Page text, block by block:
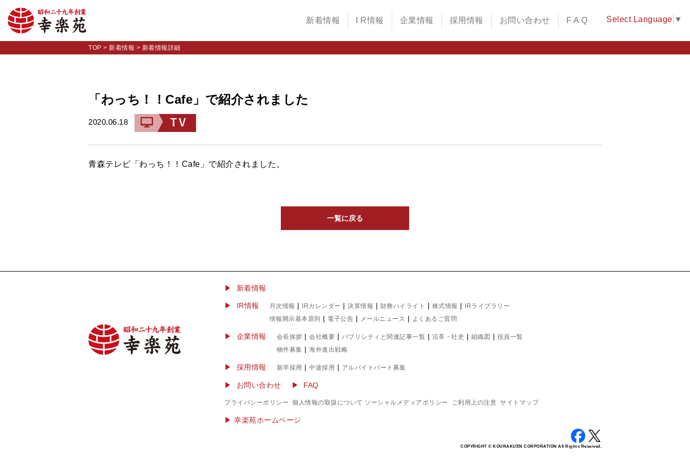
新着情報 I R情報 企業情報 採用情報 お問い合わせ F A Q Select Language ▼
TOP > 新着情報 > 新着情報詳細
「わっち！！Cafe」で紹介されました
2020.06.18
青森テレビ「わっち！！Cafe」で紹介されました。
一覧に戻る
▶ 新着情報
IR情報 月次情報 | IRカレンダー | 決算情報 | 財務ハイライト | 株式情報 |
IRライブラリー
情報開示基本原則
| 電子公告 | メールニュース | よくあるご質問
企業情報 会長挨拶 | 会社概要 | パブリシティと関連記事一覧 | 沿革・社史 | 組織図 | 役員一覧
物件募集 | 海外進出戦略
採用情報 新卒採用 | 中途採用 | アルバイトパート募集
お問い合わせ FAQ
プライバシーポリシー 個人情報の取扱について ソーシャルメディアポリシー ご利用上の注意 サイトマップ
▶︎ 幸楽苑ホームページ
COPYRIGHT © KOURAKUEN CORPORATION All Rights Reserved.